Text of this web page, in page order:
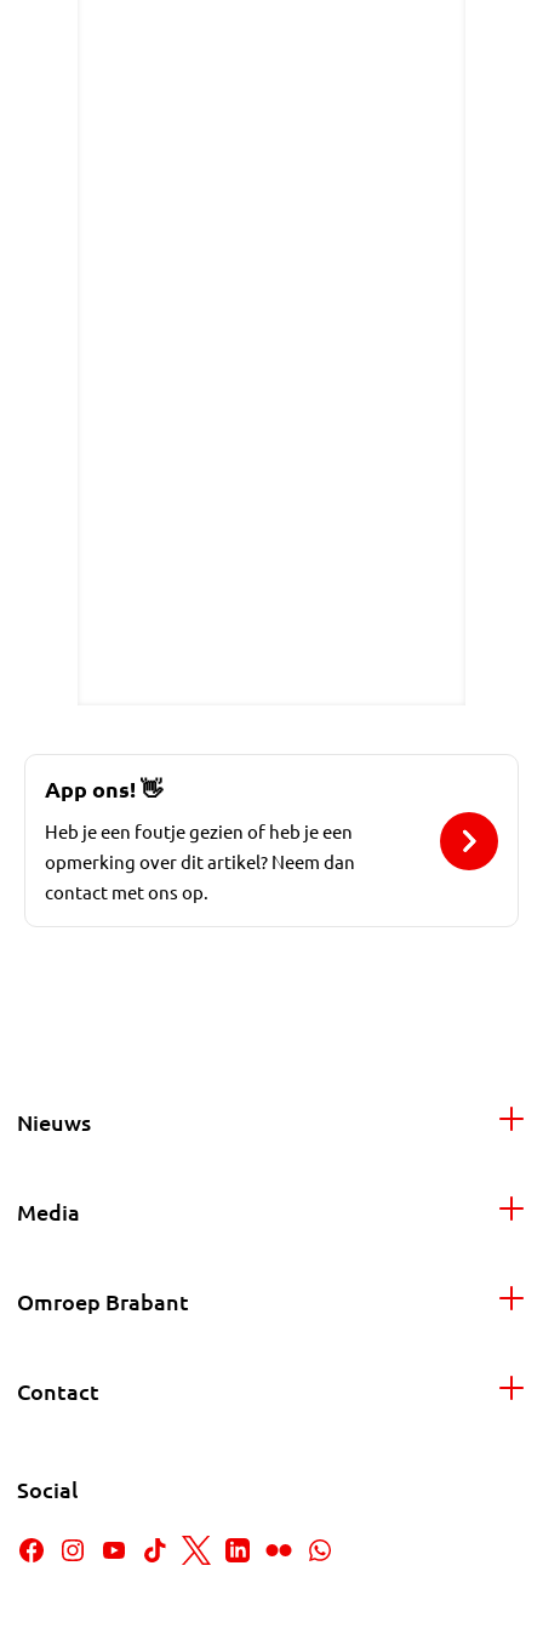
App ons!👋
Heb je een foutje gezien of heb je een
opmerking over dit artikel? Neem dan
contact met ons op.
Nieuws
Media
Omroep Brabant
Contact
Social